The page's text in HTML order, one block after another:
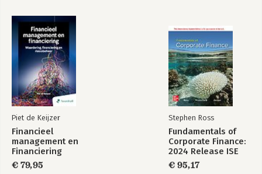
Piet de Keijzer
Financieel
management en
Financiering
€ 79,95
Stephen Ross
Fundamentals of
Corporate Finance:
2024 Release ISE
€ 95,17